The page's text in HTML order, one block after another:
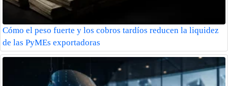
Cómo el peso fuerte y los cobros tardíos reducen la liquidez
de las PyMEs exportadoras